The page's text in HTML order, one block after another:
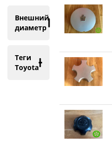
Внешний
диаметр
Теги
Toyota